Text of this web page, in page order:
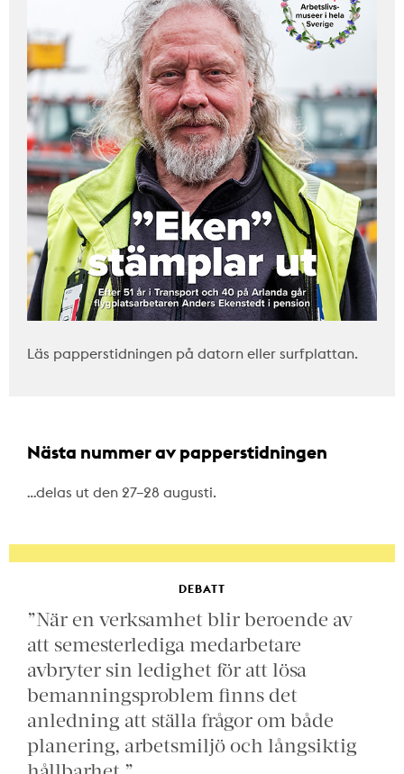
Läs papperstidningen på datorn eller surfplattan.
Nästa nummer av papperstidningen
…delas ut den 27–28 augusti.
DEBATT
”När en verksamhet blir beroende av
att semesterlediga medarbetare
avbryter sin ledighet för att lösa
bemanningsproblem finns det
anledning att ställa frågor om både
planering, arbetsmiljö och långsiktig